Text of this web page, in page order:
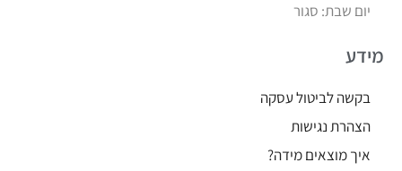
יום שבת: סגור
מידע
בקשה לביטול עסקה
הצהרת נגישות
איך מוצאים מידה?